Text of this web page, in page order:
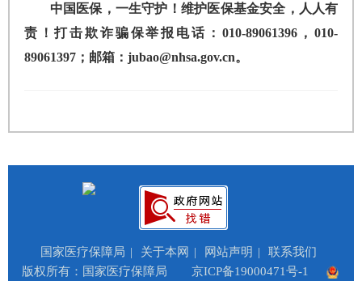
中国医保，一生守护！维护医保基金安全，人人有
责！打击欺诈骗保举报电话：010-89061396，010-
89061397；邮箱：jubao@nhsa.gov.cn。
国家医疗保障局 | 关于本网 | 网站声明 |
联系我们
版权所有：国家医疗保障局
京ICP备19000471号-1